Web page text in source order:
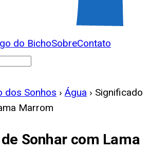
do BichoSobreContato
dos Sonhos › Água › Significado
Marrom
Sonhar com Lama